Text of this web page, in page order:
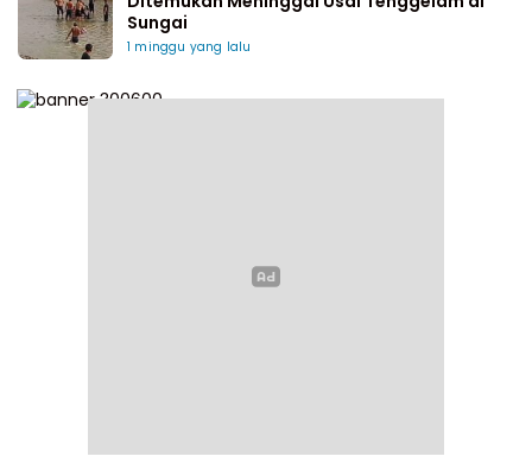
Sungai
1 minggu yang lalu